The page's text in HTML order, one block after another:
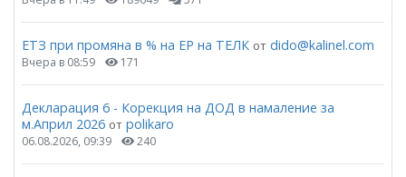
ЕТЗ при промяна в % на ЕР на ТЕЛК от dido@kalinel.com
Вчера в 08:59 171
Декларация 6 - Корекция на ДОД в намаление за
м.Април 2026 от polikaro
06.08.2026, 09:39 240